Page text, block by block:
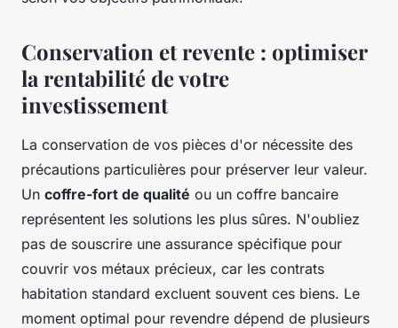
Conservation et revente : optimiser
la rentabilité de votre
investissement
La conservation de vos pièces d'or nécessite des
précautions particulières pour préserver leur valeur.
Un coffre-fort de qualité ou un coffre bancaire
représentent les solutions les plus sûres. N'oubliez
pas de souscrire une assurance spécifique pour
couvrir vos métaux précieux, car les contrats
habitation standard excluent souvent ces biens. Le
moment optimal pour revendre dépend de plusieurs